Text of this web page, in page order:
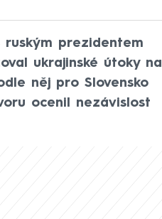
ruským prezidentem
ukrajinské útoky na
něj pro Slovensko
ocenil nezávislost